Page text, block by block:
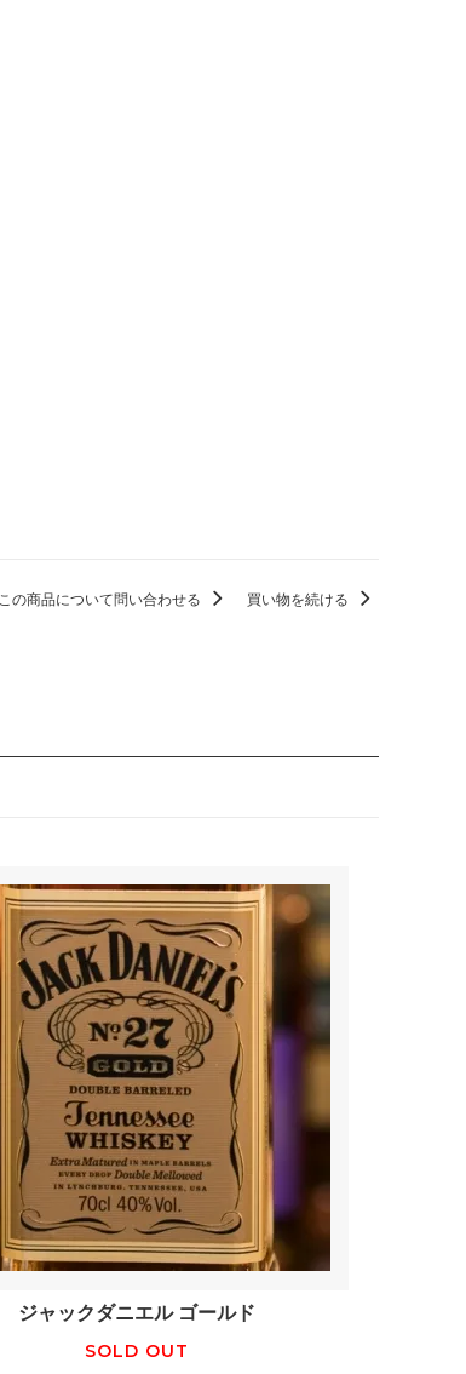
この商品について問い合わせる 買い物を続ける
ジャックダニエル ゴールド
SOLD OUT